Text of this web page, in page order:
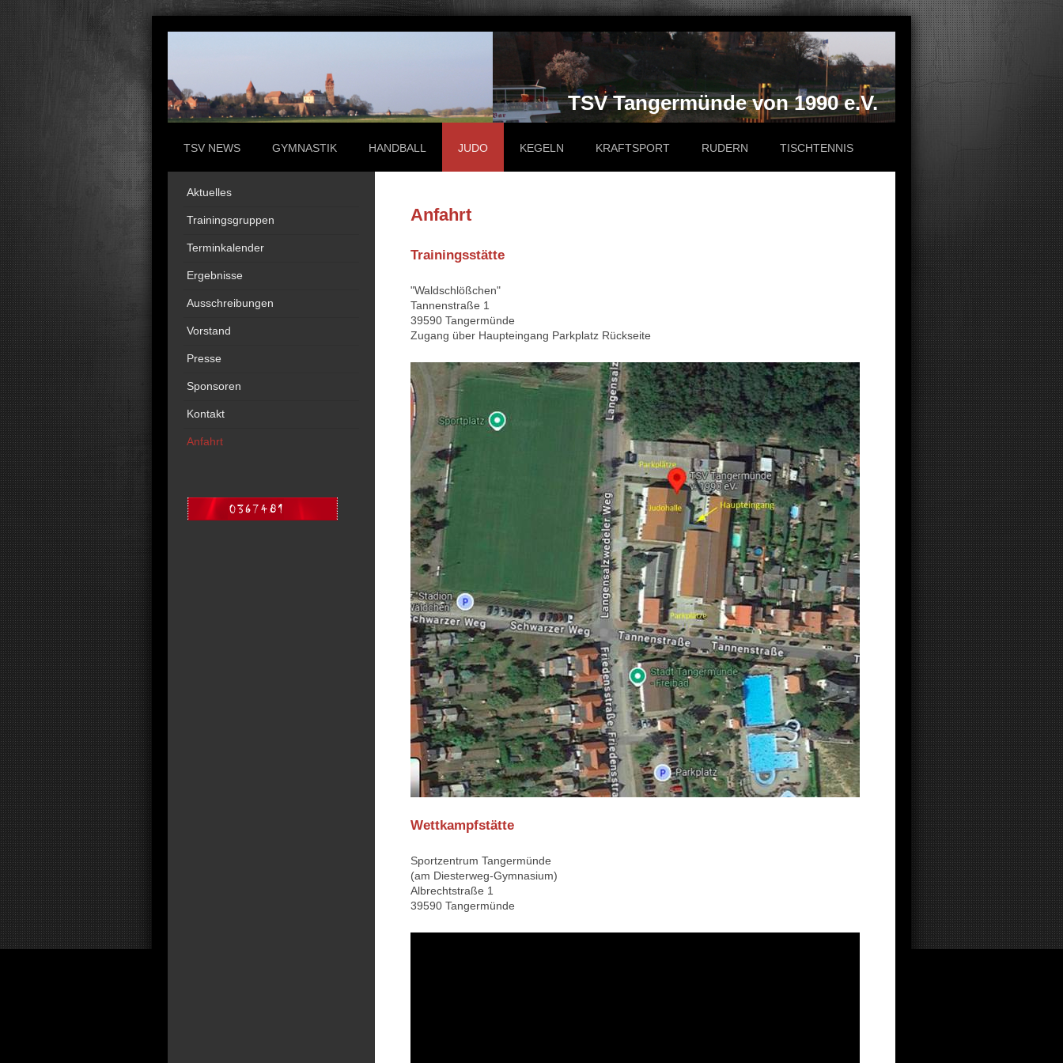
TSV Tangermünde von 1990 e.V.
TSV NEWS GYMNASTIK HANDBALL JUDO KEGELN KRAFTSPORT RUDERN TISCHTENNIS
Anfahrt
Trainingsstätte
"Waldschlößchen"
Tannenstraße 1
39590 Tangermünde
Zugang über Haupteingang Parkplatz Rückseite
Wettkampfstätte
Sportzentrum Tangermünde
(am Diesterweg-Gymnasium)
Albrechtstraße 1
39590 Tangermünde
Aktuelles
Trainingsgruppen
Terminkalender
Ergebnisse
Ausschreibungen
Vorstand
Presse
Sponsoren
Kontakt
Anfahrt